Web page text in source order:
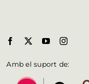
Amb el suport de: